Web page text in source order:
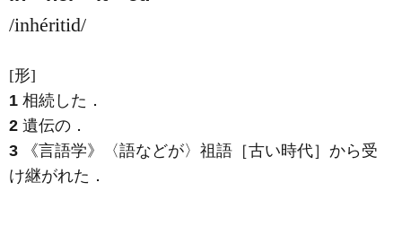
/inhéritid/
[形]
1 相続した ．
2 遺伝の ．
3
《言語学》
〈語などが〉祖語［古い時代］から受
け継がれた ．